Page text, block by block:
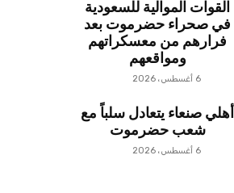
القوات الموالية للسعودية
في صحراء حضرموت بعد
فرارهم من معسكراتهم
ومواقعهم
6 أغسطس، 2026
أهلي صنعاء يتعادل سلباً مع
شعب حضرموت
6 أغسطس، 2026